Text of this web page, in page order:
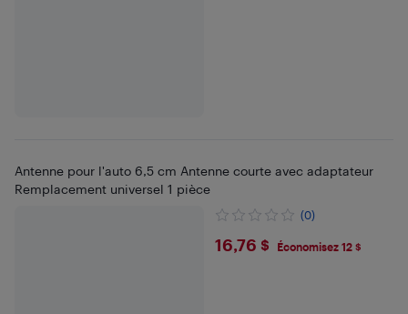
Antenne pour l'auto 6,5 cm Antenne courte avec adaptateur
Remplacement universel 1 pièce
(0)
$16.76
16,76 $ Économisez 12 $